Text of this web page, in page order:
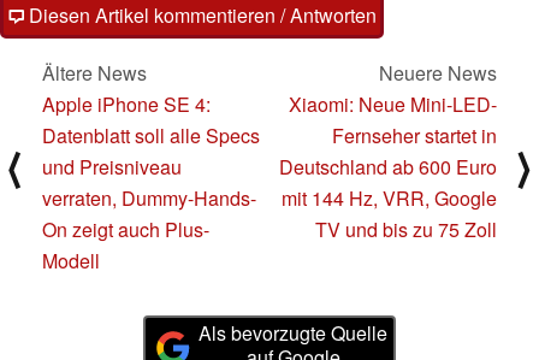
Diesen Artikel kommentieren / Antworten
⟨
Ältere News
Apple iPhone SE 4:
Datenblatt soll alle Specs
und Preisniveau
verraten, Dummy-Hands-
On zeigt auch Plus-
Modell
Neuere News
Xiaomi: Neue Mini-LED-
Fernseher startet in
Deutschland ab 600 Euro
mit 144 Hz, VRR, Google
TV und bis zu 75 Zoll
⟩
Als bevorzugte Quelle